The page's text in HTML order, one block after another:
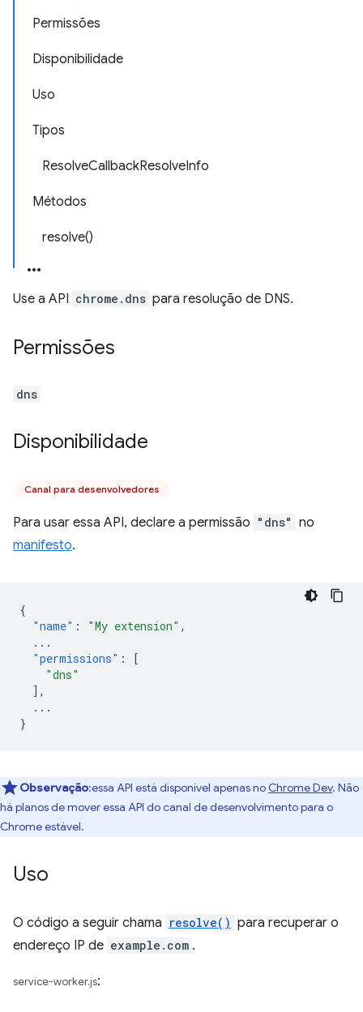
Permissões
Disponibilidade
Uso
Tipos
ResolveCallbackResolveInfo
Métodos
resolve()
Use a API chrome.dns para resolução de DNS.
Permissões
dns
Disponibilidade
Canal para desenvolvedores
Para usar essa API, declare a permissão "dns" no
manifesto.
{
"name" : "My extension" ,
...
"permissions" :
[
"dns"
],
...
}
Observação:essa API está disponível apenas no Chrome Dev. Não
há planos de mover essa API do canal de desenvolvimento para o
Chrome estável.
Uso
O código a seguir chama resolve() para recuperar o
endereço IP de example.com .
service-worker.js: